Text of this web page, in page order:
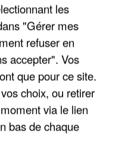
les
"Gérer mes
refuser en
accepter". Vos
que pour ce site.
choix, ou retirer
via le lien
bas de chaque